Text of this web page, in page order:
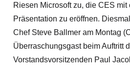
Riesen Microsoft zu, die CES mit
Präsentation zu eröffnen.
Chef Steve Ballmer am Montag
Überraschungsgast beim Auftritt
Vorstandsvorsitzenden Paul